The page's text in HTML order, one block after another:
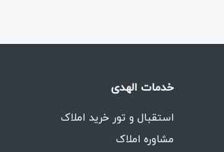
خدمات الهدی
استقبال و تور خرید املاک
مشاوره املاک